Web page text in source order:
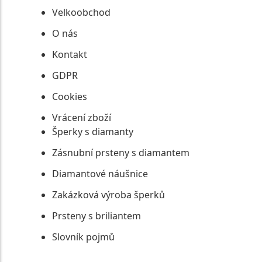
Velkoobchod
O nás
Kontakt
GDPR
Cookies
Vrácení zboží
Šperky s diamanty
Zásnubní prsteny s diamantem
Diamantové náušnice
Zakázková výroba šperků
Prsteny s briliantem
Slovník pojmů